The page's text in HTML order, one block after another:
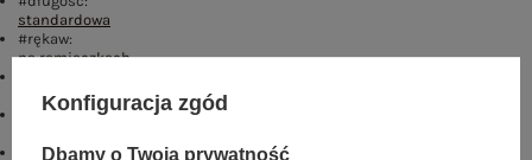
standardowa
#rękaw:
na ramiączkach
kwadratowy
#sposób prania :
#modelka:
Konfiguracja zgód
Dbamy o Twoją prywatność